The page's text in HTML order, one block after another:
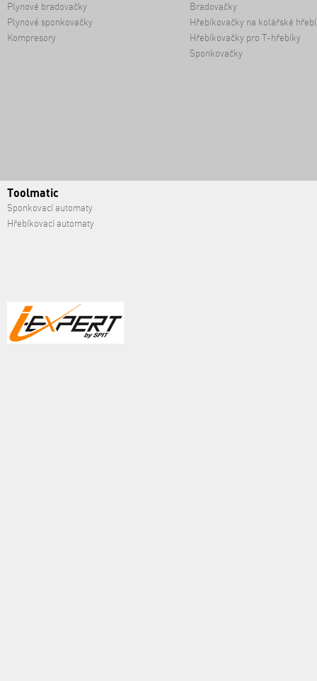
Plynové bradovačky
Plynové sponkovačky
Kompresory
Bradovačky
Hřebíkovačky na kolářské
Hřebíkovačky pro T-hřebíky
Sponkovačky
Toolmatic
Sponkovací automaty
Hřebíkovací automaty